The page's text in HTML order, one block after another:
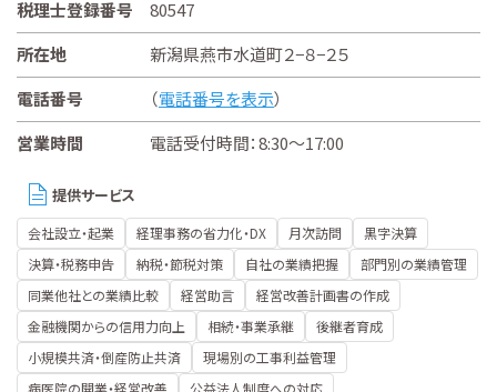
税理士登録番号
80547
所在地
新潟県燕市水道町２−８−２５
電話番号
（電話番号を表示）
営業時間
電話受付時間：8:30～17:00
提供サービス
会社設立・起業 経理事務の省力化・DX 月次訪問
黒字決算
決算・税務申告
納税・節税対策 自社の業績把握
部門別の業績管理
同業他社との業績比較
経営助言
経営改善計画書の作成
金融機関からの信用力向上
相続・事業承継
後継者育成
小規模共済・倒産防止共済
現場別の工事利益管理
病医院の開業・経営改善
公益法人制度への対応